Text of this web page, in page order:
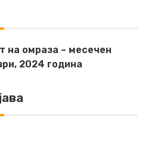
на омраза – месечен
2024 година